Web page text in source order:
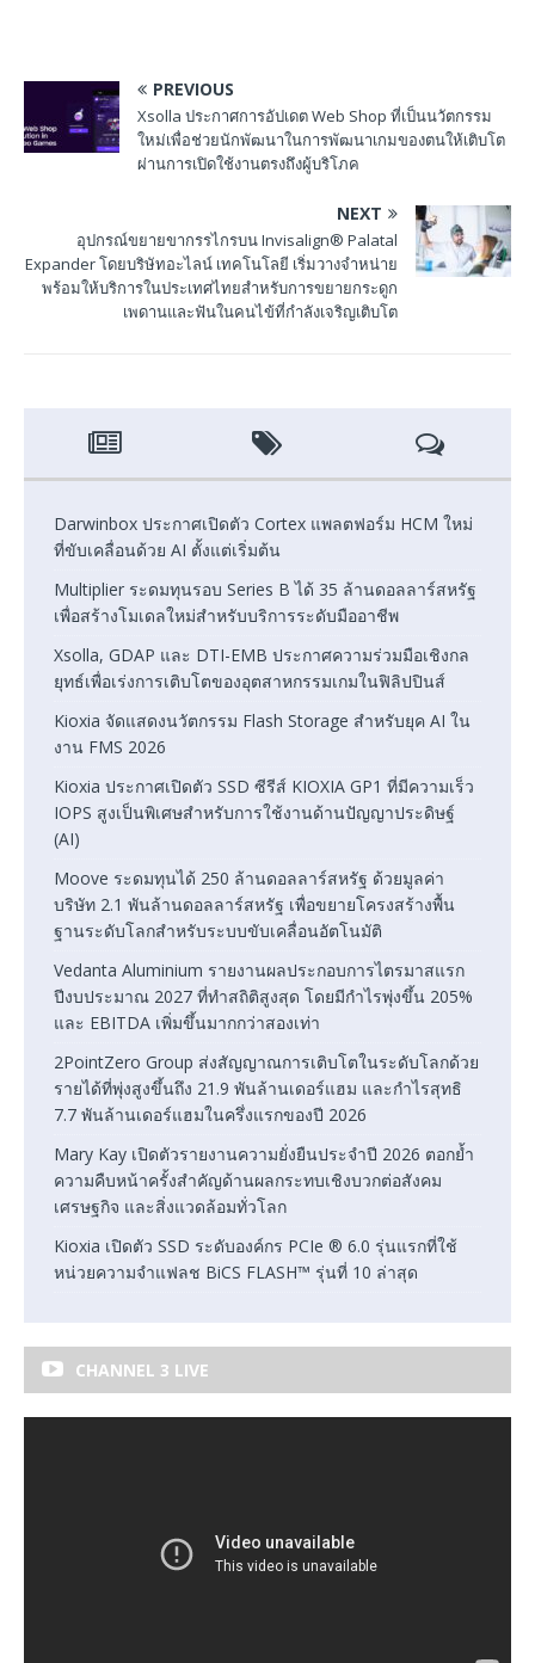
PREVIOUS
Xsolla ประกาศการอัปเดต Web Shop ที่เป็นนวัตกรรม
ใหม่เพื่อช่วยนักพัฒนาในการพัฒนาเกมของตนให้เติบโต
ผ่านการเปิดใช้งานตรงถึงผู้บริโภค
NEXT
อุปกรณ์ขยายขากรรไกรบน Invisalign® Palatal
Expander โดยบริษัทอะไลน์ เทคโนโลยี เริ่มวางจำหน่าย
พร้อมให้บริการในประเทศไทยสำหรับการขยายกระดูก
เพดานและฟันในคนไข้ที่กำลังเจริญเติบโต
Darwinbox ประกาศเปิดตัว Cortex แพลตฟอร์ม HCM ใหม่
ที่ขับเคลื่อนด้วย AI ตั้งแต่เริ่มต้น
Multiplier ระดมทุนรอบ Series B ได้ 35 ล้านดอลลาร์สหรัฐ
เพื่อสร้างโมเดลใหม่สำหรับบริการระดับมืออาชีพ
Xsolla, GDAP และ DTI-EMB ประกาศความร่วมมือเชิงกล
ยุทธ์เพื่อเร่งการเติบโตของอุตสาหกรรมเกมในฟิลิปปินส์
Kioxia จัดแสดงนวัตกรรม Flash Storage สำหรับยุค AI ใน
งาน FMS 2026
Kioxia ประกาศเปิดตัว SSD ซีรีส์ KIOXIA GP1 ที่มีความเร็ว
IOPS สูงเป็นพิเศษสำหรับการใช้งานด้านปัญญาประดิษฐ์
(AI)
Moove ระดมทุนได้ 250 ล้านดอลลาร์สหรัฐ ด้วยมูลค่า
บริษัท 2.1 พันล้านดอลลาร์สหรัฐ เพื่อขยายโครงสร้างพื้น
ฐานระดับโลกสำหรับระบบขับเคลื่อนอัตโนมัติ
Vedanta Aluminium รายงานผลประกอบการไตรมาสแรก
ปีงบประมาณ 2027 ที่ทำสถิติสูงสุด โดยมีกำไรพุ่งขึ้น 205%
และ EBITDA เพิ่มขึ้นมากกว่าสองเท่า
2PointZero Group ส่งสัญญาณการเติบโตในระดับโลกด้วย
รายได้ที่พุ่งสูงขึ้นถึง 21.9 พันล้านเดอร์แฮม และกำไรสุทธิ
7.7 พันล้านเดอร์แฮมในครึ่งแรกของปี 2026
Mary Kay เปิดตัวรายงานความยั่งยืนประจำปี 2026 ตอกย้ำ
ความคืบหน้าครั้งสำคัญด้านผลกระทบเชิงบวกต่อสังคม
เศรษฐกิจ และสิ่งแวดล้อมทั่วโลก
Kioxia เปิดตัว SSD ระดับองค์กร PCIe ® 6.0 รุ่นแรกที่ใช้
หน่วยความจำแฟลช BiCS FLASH™ รุ่นที่ 10 ล่าสุด
CHANNEL 3 LIVE